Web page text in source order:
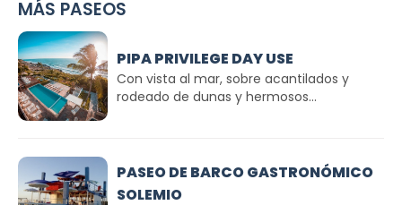
MÁS PASEOS
PIPA PRIVILEGE DAY USE
Con vista al mar, sobre acantilados y
rodeado de dunas y hermosos...
PASEO DE BARCO GASTRONÓMICO
SOLEMIO